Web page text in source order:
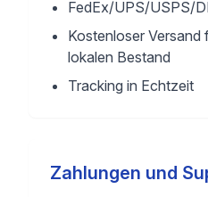
FedEx/UPS/USPS/
Kostenloser Versand
lokalen Bestand
Tracking in Echtzeit
Zahlungen und